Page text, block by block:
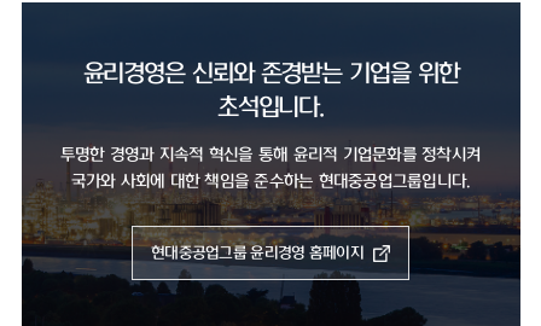
윤리경영은 신뢰와 존경받는 기업을 위한
초석입니다.
투명한 경영과 지속적 혁신을 통해 윤리적 기업문화를 정착시켜
국가와 사회에 대한 책임을 준수하는 현대중공업그룹입니다.
현대중공업그룹 윤리경영 홈페이지